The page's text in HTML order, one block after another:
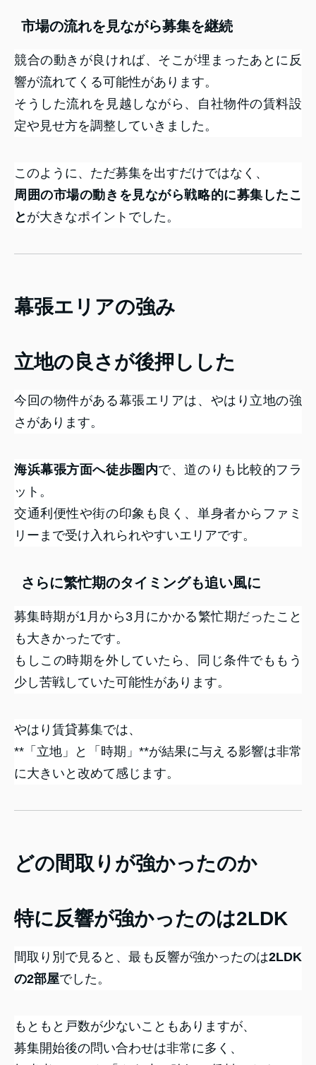
市場の流れを見ながら募集を継続
競合の動きが良ければ、そこが埋まったあとに反
響が流れてくる可能性があります。
そうした流れを見越しながら、自社物件の賃料設
定や見せ方を調整していきました。
このように、ただ募集を出すだけではなく、
周囲の市場の動きを見ながら戦略的に募集したこ
と が大きなポイントでした。
幕張エリアの強み
立地の良さが後押しした
今回の物件がある幕張エリアは、やはり立地の強
さがあります。
海浜幕張方面へ徒歩圏内で、道のりも比較的フラ
ット。
交通利便性や街の印象も良く、単身者からファミ
リーまで受け入れられやすいエリアです。
さらに繁忙期のタイミングも追い風に
募集時期が1月から3月にかかる繁忙期だったこと
も大きかったです。
もしこの時期を外していたら、同じ条件でももう
少し苦戦していた可能性があります。
やはり賃貸募集では、
**「立地」と「時期」**が結果に与える影響は非常
に大きいと改めて感じます。
どの間取りが強かったのか
特に反響が強かったのは2LDK
間取り別で見ると、最も反響が強かったのは2LDK
の2部屋でした。
もともと戸数が少ないこともありますが、
募集開始後の問い合わせは非常に多く、